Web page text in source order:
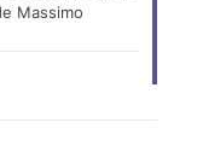
Massimo